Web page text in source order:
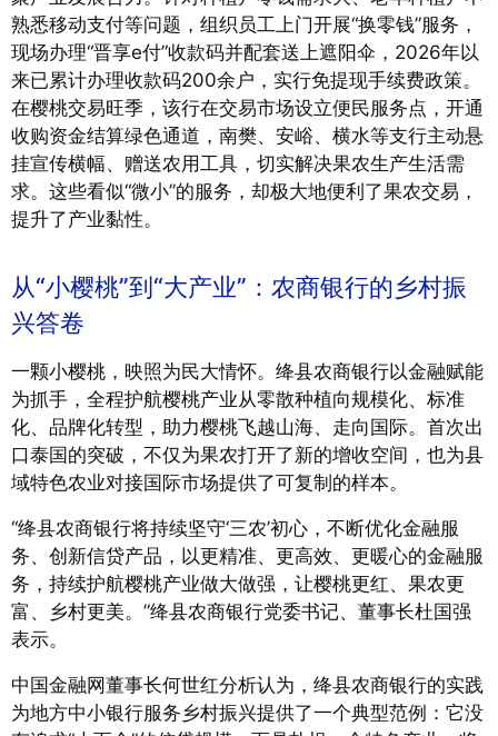
熟悉移动支付等问题，组织员工上门开展“换零钱”服务，
现场办理“晋享e付”收款码并配套送上遮阳伞，2026年以
来已累计办理收款码200余户，实行免提现手续费政策。
在樱桃交易旺季，该行在交易市场设立便民服务点，开通
收购资金结算绿色通道，南樊、安峪、横水等支行主动悬
挂宣传横幅、赠送农用工具，切实解决果农生产生活需
求。这些看似“微小”的服务，却极大地便利了果农交易，
提升了产业黏性。
从“小樱桃”到“大产业”：农商银行的乡村振
兴答卷
一颗小樱桃，映照为民大情怀。绛县农商银行以金融赋能
为抓手，全程护航樱桃产业从零散种植向规模化、标准
化、品牌化转型，助力樱桃飞越山海、走向国际。首次出
口泰国的突破，不仅为果农打开了新的增收空间，也为县
域特色农业对接国际市场提供了可复制的样本。
“绛县农商银行将持续坚守‘三农’初心，不断优化金融服
务、创新信贷产品，以更精准、更高效、更暖心的金融服
务，持续护航樱桃产业做大做强，让樱桃更红、果农更
富、乡村更美。”绛县农商银行党委书记、董事长杜国强
表示。
中国金融网董事长何世红分析认为 ， 绛县农商银行的实践
为地方中小银行服务乡村振兴提供了一个典型范例：它没